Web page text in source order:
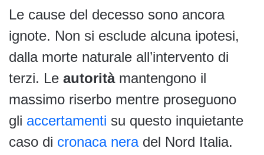
Le cause del decesso sono ancora
ignote. Non si esclude alcuna ipotesi,
dalla morte naturale all’intervento di
terzi. Le autoritàmantengono il
massimo riserbo mentre proseguono
gli accertamenti su questo inquietante
caso di cronaca neradel Nord Italia.